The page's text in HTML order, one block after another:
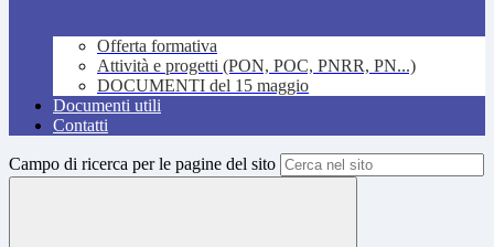
Offerta formativa
Attività e progetti (PON, POC, PNRR, PN...)
DOCUMENTI del 15 maggio
Documenti utili
Contatti
Campo di ricerca per le pagine del sito